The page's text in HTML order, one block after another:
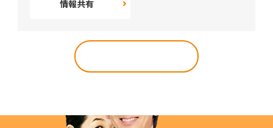
情報共有